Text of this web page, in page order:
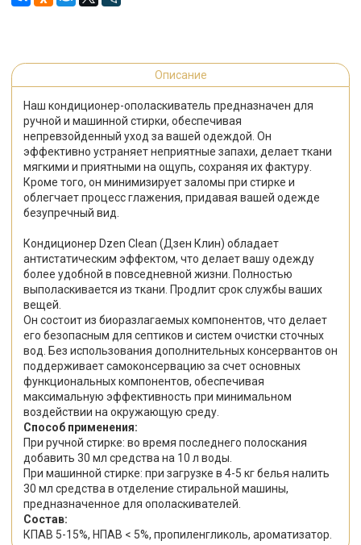
Описание
Наш кондиционер-ополаскиватель предназначен для
ручной и машинной стирки, обеспечивая
непревзойденный уход за вашей одеждой. Он
эффективно устраняет неприятные запахи, делает ткани
мягкими и приятными на ощупь, сохраняя их фактуру.
Кроме того, он минимизирует заломы при стирке и
облегчает процесс глажения, придавая вашей одежде
безупречный вид.
Кондиционер Dzen Clean (Дзен Клин) обладает
антистатическим эффектом, что делает вашу одежду
более удобной в повседневной жизни. Полностью
выполаскивается из ткани. Продлит срок службы ваших
вещей.
Он состоит из биоразлагаемых компонентов, что делает
его безопасным для септиков и систем очистки сточных
вод. Без использования дополнительных консервантов он
поддерживает самоконсервацию за счет основных
функциональных компонентов, обеспечивая
максимальную эффективность при минимальном
воздействии на окружающую среду.
Способ применения:
При ручной стирке: во время последнего полоскания
добавить 30 мл средства на 10 л воды.
При машинной стирке: при загрузке в 4-5 кг белья налить
30 мл средства в отделение стиральной машины,
предназначенное для ополаскивателей.
Состав:
КПАВ 5-15%, НПАВ < 5%, пропиленгликоль, ароматизатор.